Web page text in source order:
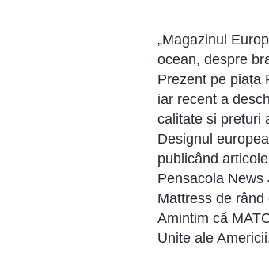
„Magazinul
ocean, despre
Prezent pe piața
iar recent a
calitate și prețuri
Designul
publicând
Pensacola News
Mattress de
Amintim că
Unite ale